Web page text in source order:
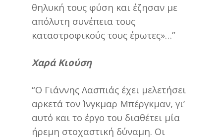
θηλυκή τους φύση και έζησαν με
απόλυτη συνέπεια τους
καταστροφικούς τους έρωτες»…”
Χαρά Κιούση
“Ο Γιάννης Λασπιάς έχει μελετήσει
αρκετά τον Ίνγκμαρ Μπέργκμαν, γι’
αυτό και το έργο του διαθέτει μία
ήρεμη στοχαστική δύναμη. Οι